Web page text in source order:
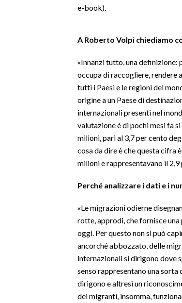
e-book).
A Roberto Volpi chiediamo
«Innanzi tutto, una definizione:
occupa di raccogliere, rendere
tutti i Paesi e le regioni del
origine a un Paese di
internazionali presenti nel
valutazione è di pochi mesi fa
milioni, pari al 3,7 per cento
cosa da dire è che questa cifra
milioni e rappresentavano il
Perché analizzare i dati e i
«Le migrazioni odierne
rotte, approdi, che fornisce
oggi. Per questo non si può
ancorché abbozzato, delle
internazionali si dirigono dove
senso rappresentano una
dirigono e altresì un
dei migranti, insomma,